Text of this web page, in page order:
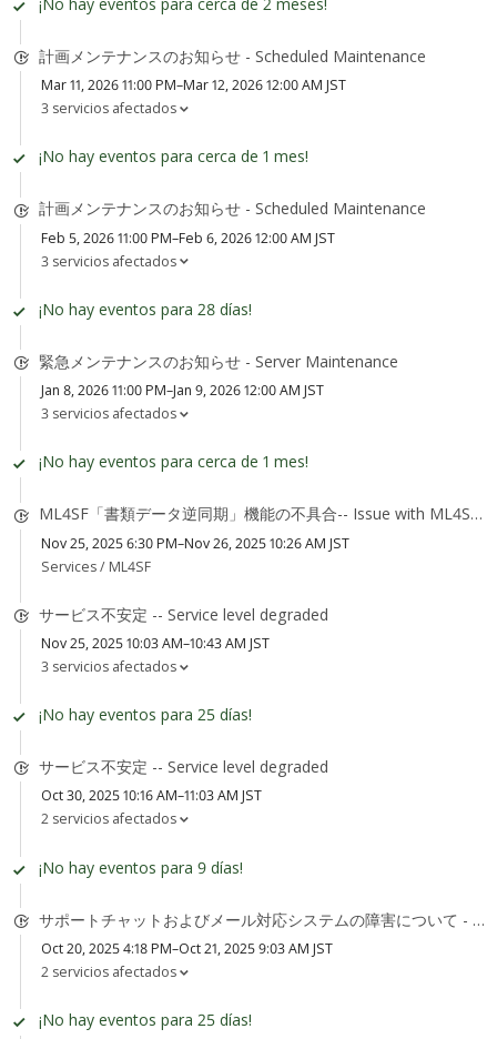
計画メンテナンスのお知らせ - Scheduled Maintenance
Mar 11, 2026 11:00 PM–Mar 12, 2026 12:00 AM JST
3 servicios afectados
¡No hay eventos para cerca de 1 mes!
計画メンテナンスのお知らせ - Scheduled Maintenance
Feb 5, 2026 11:00 PM–Feb 6, 2026 12:00 AM JST
3 servicios afectados
¡No hay eventos para 28 días!
緊急メンテナンスのお知らせ - Server Maintenance
Jan 8, 2026 11:00 PM–Jan 9, 2026 12:00 AM JST
3 servicios afectados
¡No hay eventos para cerca de 1 mes!
ML4SF「書類データ逆同期」機能の不具合-- Issue with ML4SF "Document Data Reverse Sync" feature
Nov 25, 2025 6:30 PM–Nov 26, 2025 10:26 AM JST
Services / ML4SF
サービス不安定 -- Service level degraded
Nov 25, 2025 10:03 AM–10:43 AM JST
3 servicios afectados
¡No hay eventos para 25 días!
サービス不安定 -- Service level degraded
Oct 30, 2025 10:16 AM–11:03 AM JST
2 servicios afectados
¡No hay eventos para 9 días!
サポートチャットおよびメール対応システムの障害について - Support Chat and Email System Degradation
Oct 20, 2025 4:18 PM–Oct 21, 2025 9:03 AM JST
2 servicios afectados
¡No hay eventos para 25 días!